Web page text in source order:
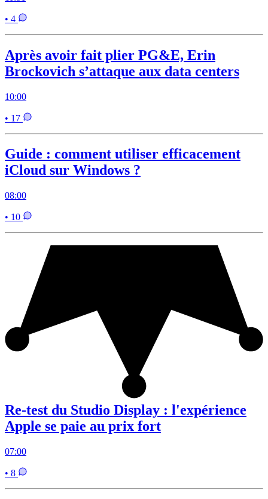
• 4
Après avoir fait plier PG&E, Erin
Brockovich s’attaque aux data centers
10:00
• 17
Guide : comment utiliser efficacement
iCloud sur Windows ?
08:00
• 10
Re-test du Studio Display : l'expérience
Apple se paie au prix fort
07:00
• 8